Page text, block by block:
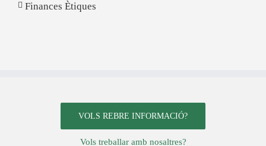
Finances Ètiques
VOLS REBRE INFORMACIÓ?
Vols treballar amb nosaltres?